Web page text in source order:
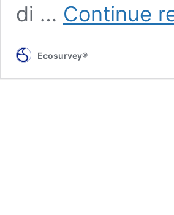
di … Continue
Ecosurvey®